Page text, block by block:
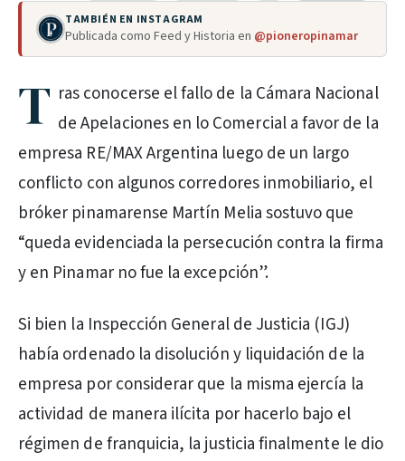
TAMBIÉN EN INSTAGRAM
Publicada como Feed y Historia en @pioneropinamar
T ras conocerse el fallo de la Cámara Nacional
de Apelaciones en lo Comercial a favor de la
empresa RE/MAX Argentina luego de un largo
conflicto con algunos corredores inmobiliario, el
bróker pinamarense Martín Melia sostuvo que
“queda evidenciada la persecución contra la firma
y en Pinamar no fue la excepción”.
Si bien la Inspección General de Justicia (IGJ)
había ordenado la disolución y liquidación de la
empresa por considerar que la misma ejercía la
actividad de manera ilícita por hacerlo bajo el
régimen de franquicia, la justicia finalmente le dio